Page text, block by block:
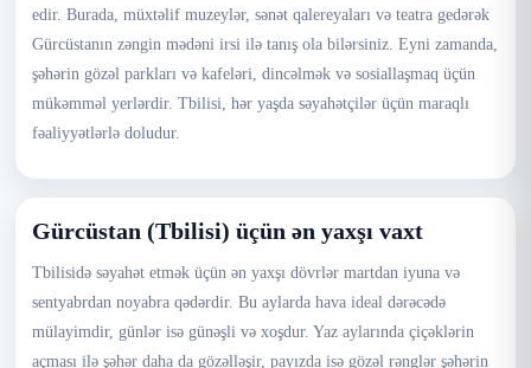
edir. Burada, müxtəlif muzeylər, sənət qalereyaları və teatra gedərək
Gürcüstanın zəngin mədəni irsi ilə tanış ola bilərsiniz. Eyni zamanda,
şəhərin gözəl parkları və kafeləri, dincəlmək və sosiallaşmaq üçün
mükəmməl yerlərdir. Tbilisi, hər yaşda səyahətçilər üçün maraqlı
fəaliyyətlərlə doludur.
Gürcüstan (Tbilisi) üçün ən yaxşı vaxt
Tbilisidə səyahət etmək üçün ən yaxşı dövrlər martdan iyuna və
sentyabrdan noyabra qədərdir. Bu aylarda hava ideal dərəcədə
mülayimdir, günlər isə günəşli və xoşdur. Yaz aylarında çiçəklərin
açması ilə şəhər daha da gözəlləşir, payızda isə gözəl rənglər şəhərin